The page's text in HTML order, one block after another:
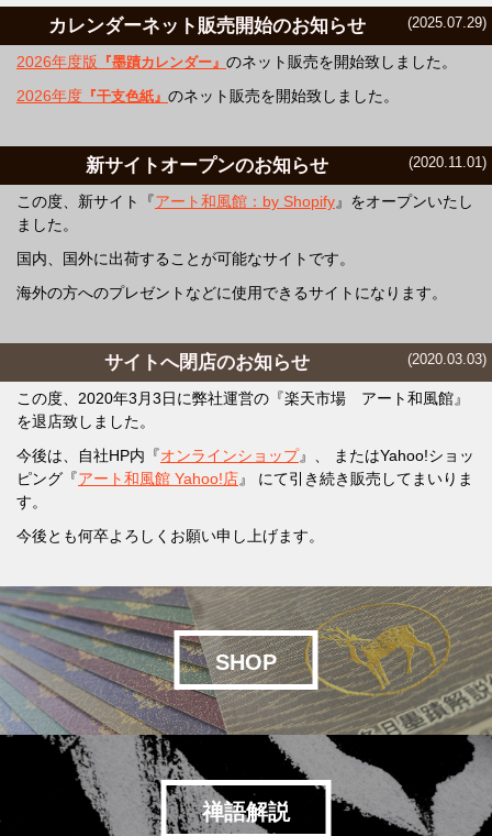
カレンダーネット販売開始のお知らせ (2025.07.29)
2026年度版 『墨蹟カレンダー』 のネット販売を開始致しました。
2026年度 『干支色紙』 のネット販売を開始致しました。
新サイトオープンのお知らせ (2020.11.01)
この度、新サイト『アート和風館：by Shopify』をオープンいたし
ました。
国内、国外に出荷することが可能なサイトです。
海外の方へのプレゼントなどに使用できるサイトになります。
サイトへ閉店のお知らせ (2020.03.03)
この度、2020年3月3日に弊社運営の『楽天市場 アート和風館』
を退店致しました。
今後は、自社HP内『オンラインショップ』、 またはYahoo!ショッ
ピング『アート和風館 Yahoo!店』 にて引き続き販売してまいりま
す。
今後とも何卒よろしくお願い申し上げます。
SHOP
禅語解説